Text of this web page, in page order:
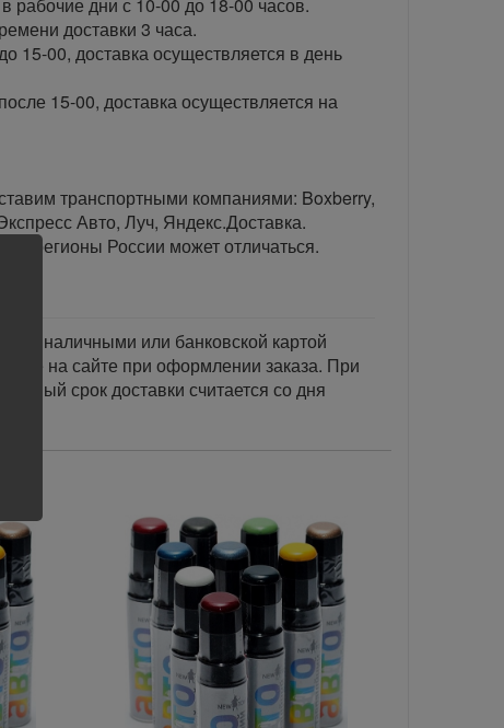
доставки 3 часа.
15-00, доставка осуществляется в день
15-00, доставка осуществляется на
транспортными компаниями: Boxberry,
Авто, Луч, Яндекс.Доставка.
регионы России может отличаться.
наличными или банковской картой
на сайте при оформлении заказа. При
срок доставки считается со дня